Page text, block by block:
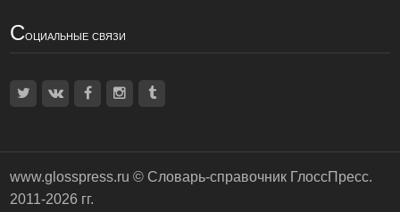
Социальные связи
www.glosspress.ru © Словарь-справочник ГлоссПресс.
2011-2026 гг.